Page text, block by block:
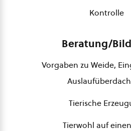
Kontrolle
Beratung/
Vorgaben zu Weide,
Tierische
Tierwohl auf